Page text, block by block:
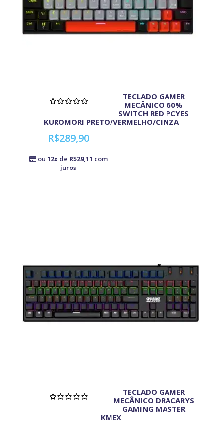
TECLADO GAMER
MECÂNICO 60%
SWITCH RED PCYES
KUROMORI PRETO/VERMELHO/CINZA
R$289,90
ou 12x de R$29,11 com
juros
TECLADO GAMER
MECÂNICO DRACARYS
GAMING MASTER
KMEX